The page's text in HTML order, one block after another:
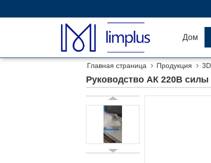
Дом
Главная страница Продукция
сильное
Руководство АК 220В силы